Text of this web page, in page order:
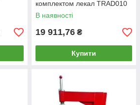
комплектом лекал TRAD010
Torin
В наявності
19 911,76 ₴
Купити